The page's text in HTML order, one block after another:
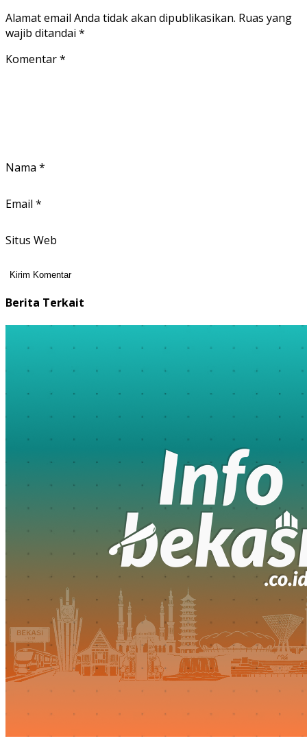
Alamat email Anda tidak akan dipublikasikan. Ruas yang
wajib ditandai *
Komentar*
Nama *
Email *
Situs Web
Berita Terkait